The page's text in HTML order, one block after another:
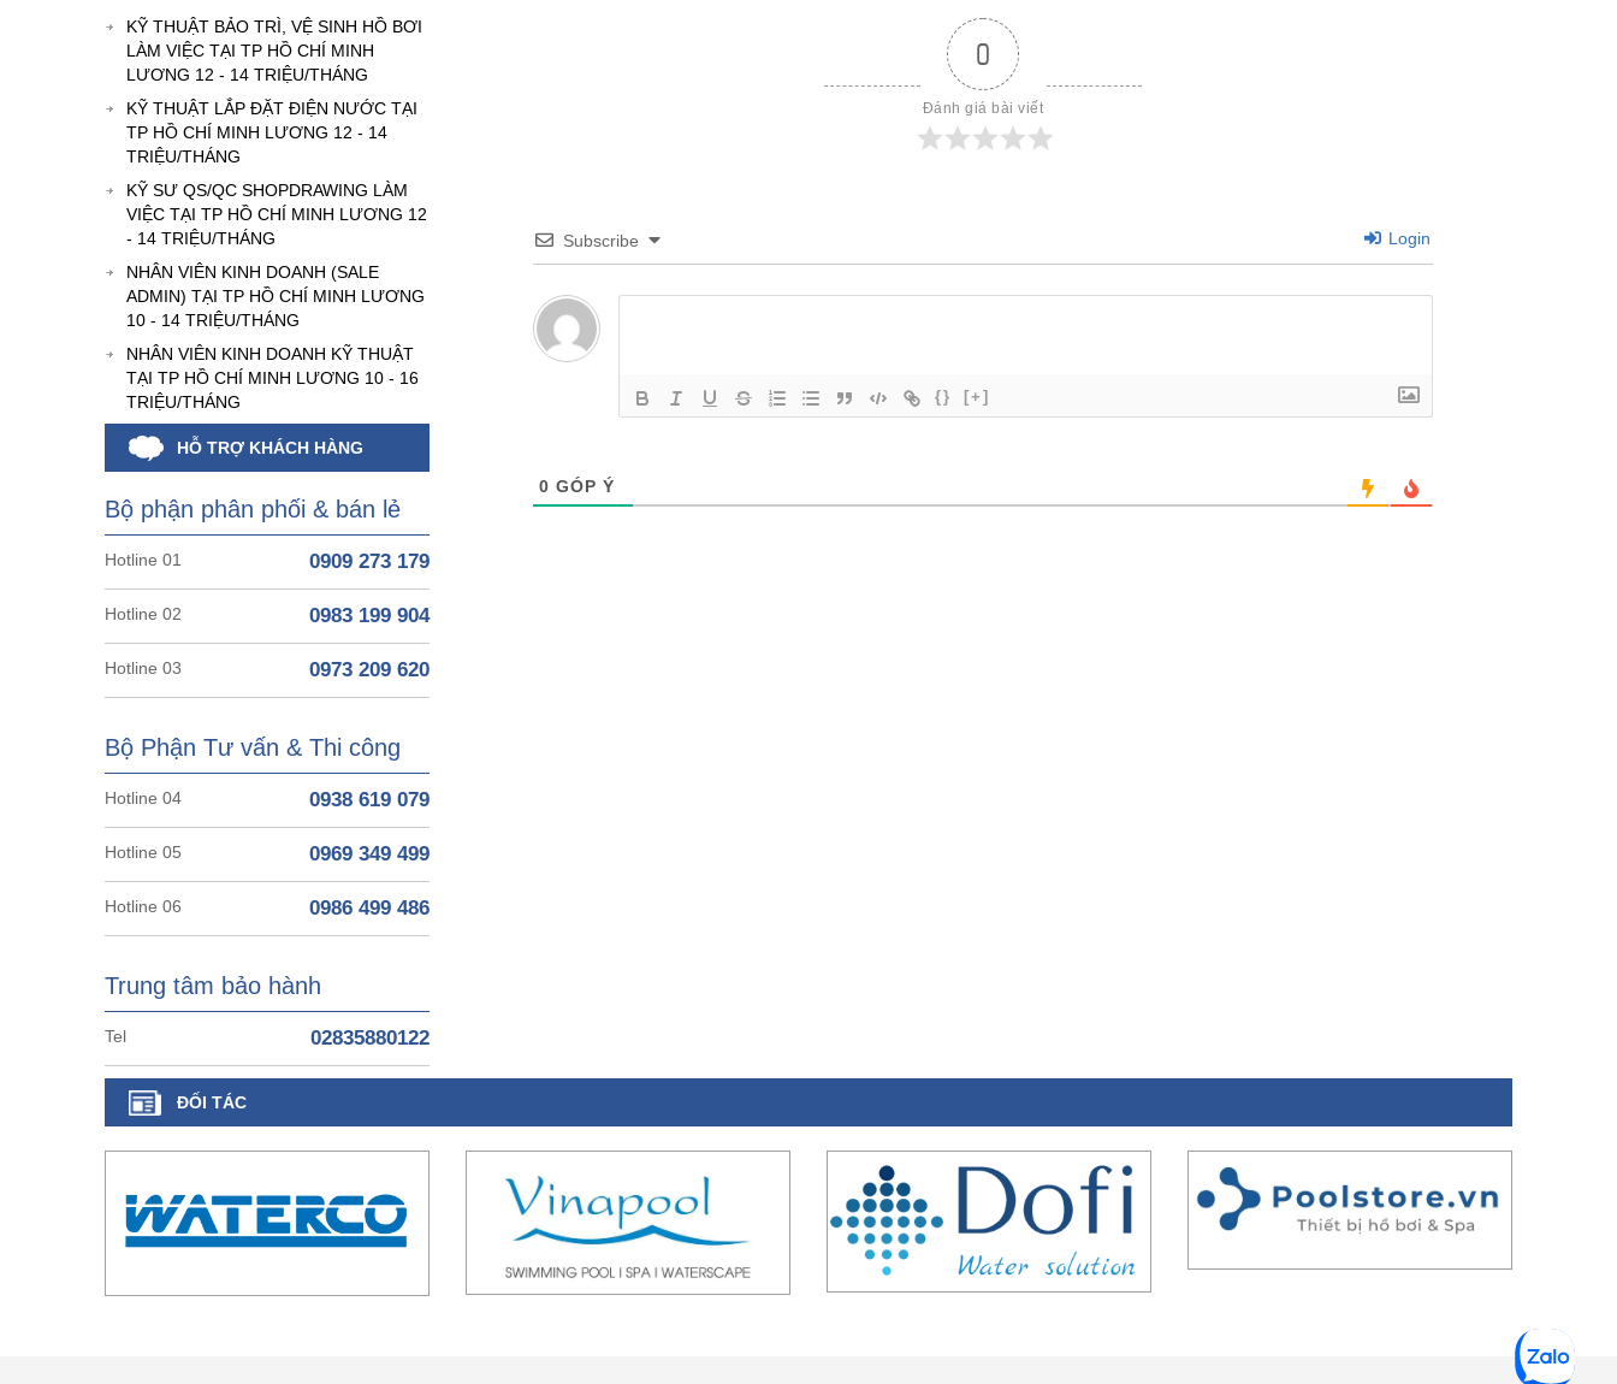
KỸ THUẬT BẢO TRÌ, VỆ SINH HỒ BƠI
LÀM VIỆC TẠI TP HỒ CHÍ MINH
LƯƠNG 12 - 14 TRIỆU/THÁNG
KỸ THUẬT LẮP ĐẶT ĐIỆN NƯỚC TẠI
TP HỒ CHÍ MINH LƯƠNG 12 - 14
TRIỆU/THÁNG
KỸ SƯ QS/QC SHOPDRAWING LÀM
VIỆC TẠI TP HỒ CHÍ MINH LƯƠNG 12
- 14 TRIỆU/THÁNG
NHÂN VIÊN KINH DOANH (SALE
ADMIN) TẠI TP HỒ CHÍ MINH LƯƠNG
10 - 14 TRIỆU/THÁNG
NHÂN VIÊN KINH DOANH KỸ THUẬT
TẠI TP HỒ CHÍ MINH LƯƠNG 10 - 16
TRIỆU/THÁNG
HỖ TRỢ KHÁCH HÀNG
Bộ phận phân phối & bán lẻ
Hotline 01 0909 273 179
Hotline 02 0983 199 904
Hotline 03 0973 209 620
Bộ Phận Tư vấn & Thi công
Hotline 04 0938 619 079
Hotline 05 0969 349 499
Hotline 06 0986 499 486
Trung tâm bảo hành
Tel 02835880122
0
Đánh giá bài viết
Subscribe Login
{} [+]
0 GÓP Ý
ĐỐI TÁC